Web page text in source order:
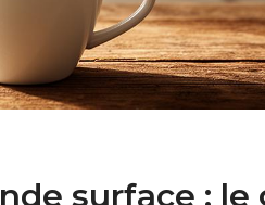
surface : le